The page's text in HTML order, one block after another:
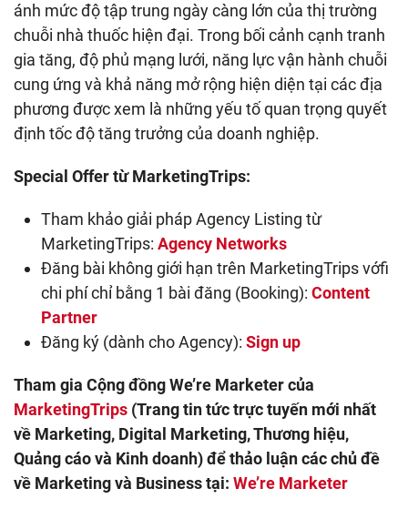
ánh mức độ tập trung ngày càng lớn của thị trường
chuỗi nhà thuốc hiện đại. Trong bối cảnh cạnh tranh
gia tăng, độ phủ mạng lưới, năng lực vận hành chuỗi
cung ứng và khả năng mở rộng hiện diện tại các địa
phương được xem là những yếu tố quan trọng quyết
định tốc độ tăng trưởng của doanh nghiệp.
Special Offer từ MarketingTrips:
Tham khảo giải pháp Agency Listing từ
MarketingTrips: Agency Networks
Đăng bài không giới hạn trên MarketingTrips vớfi
chi phí chỉ bằng 1 bài đăng (Booking): Content
Partner
Đăng ký (dành cho Agency): Sign up
Tham gia Cộng đồng We’re Marketer của
MarketingTrips (Trang tin tức trực tuyến mới nhất
về Marketing, Digital Marketing, Thương hiệu,
Quảng cáo và Kinh doanh) để thảo luận các chủ đề
về Marketing và Business tại: We’re Marketer